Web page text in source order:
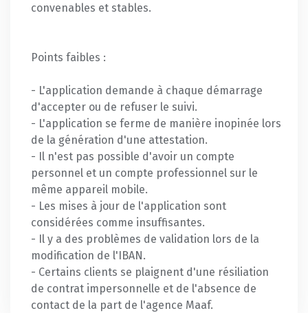
convenables et stables.
Points faibles :
- L'application demande à chaque démarrage
d'accepter ou de refuser le suivi.
- L'application se ferme de manière inopinée lors
de la génération d'une attestation.
- Il n'est pas possible d'avoir un compte
personnel et un compte professionnel sur le
même appareil mobile.
- Les mises à jour de l'application sont
considérées comme insuffisantes.
- Il y a des problèmes de validation lors de la
modification de l'IBAN.
- Certains clients se plaignent d'une résiliation
de contrat impersonnelle et de l'absence de
contact de la part de l'agence Maaf.